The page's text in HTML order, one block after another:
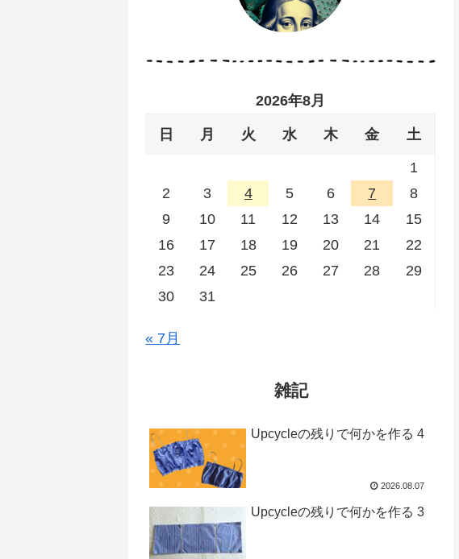
2026年8月
日 月 火 水 木 金 土
1
2
3 4 5 6 7
8
9
10 11 12 13 14
15
16
17 18 19 20 21
22
23
24 25 26 27 28
29
30
31
« 7月
雑記
Upcycleの残りで何かを作る 4
2026.08.07
Upcycleの残りで何かを作る 3